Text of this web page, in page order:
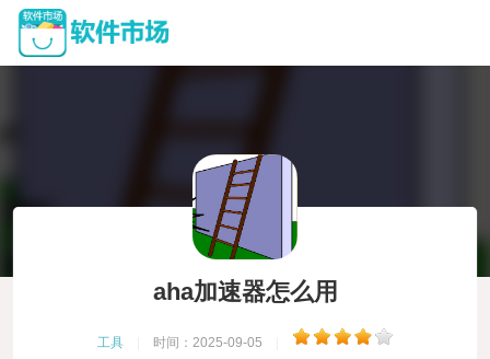
aha加速器怎么用
工具 时间：2025-09-05